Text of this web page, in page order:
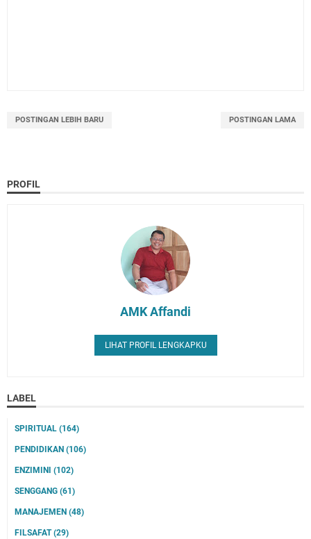
POSTINGAN LEBIH BARU POSTINGAN LAMA
PROFIL
AMK Affandi
LIHAT PROFIL LENGKAPKU
LABEL
SPIRITUAL (164)
PENDIDIKAN (106)
ENZIMINI (102)
SENGGANG (61)
MANAJEMEN (48)
FILSAFAT(29)